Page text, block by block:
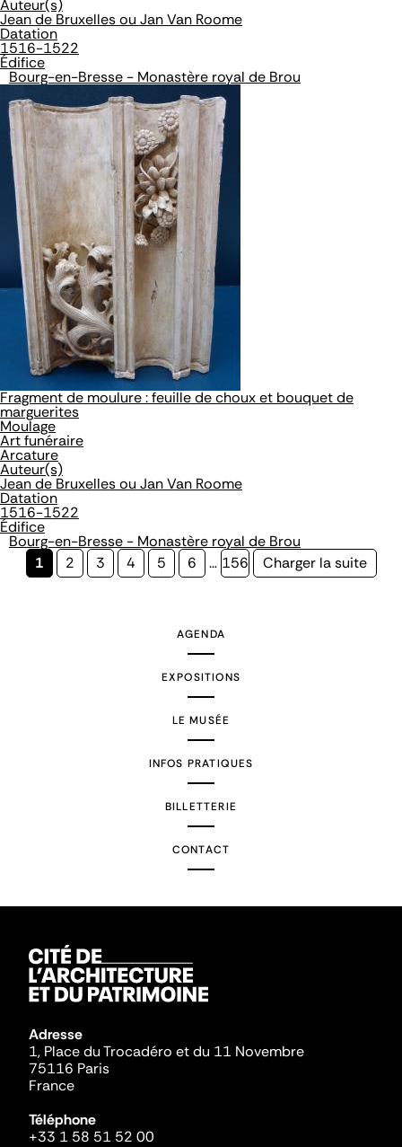
Auteur(s)
Jean de Bruxelles ou Jan Van Roome
Datation
1516-1522
Édifice
Bourg-en-Bresse - Monastère royal de Brou
Fragment de moulure : feuille de choux et bouquet de
marguerites
Moulage
Art funéraire
Arcature
Auteur(s)
Jean de Bruxelles ou Jan Van Roome
Datation
1516-1522
Édifice
Bourg-en-Bresse - Monastère royal de Brou
Page
1 Page
2 Page
3 Page
4 Page
5 Page
6 … Page
156
Page
Charger la suite
AGENDA
EXPOSITIONS
LE MUSÉE
INFOS PRATIQUES
BILLETTERIE
CONTACT
Adresse
1, Place du Trocadéro et du 11 Novembre
75116 Paris
France
Téléphone
+33 1 58 51 52 00